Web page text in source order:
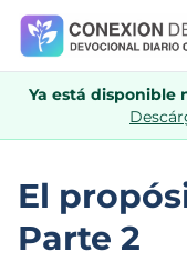
Ya está disponible
El
Parte 2